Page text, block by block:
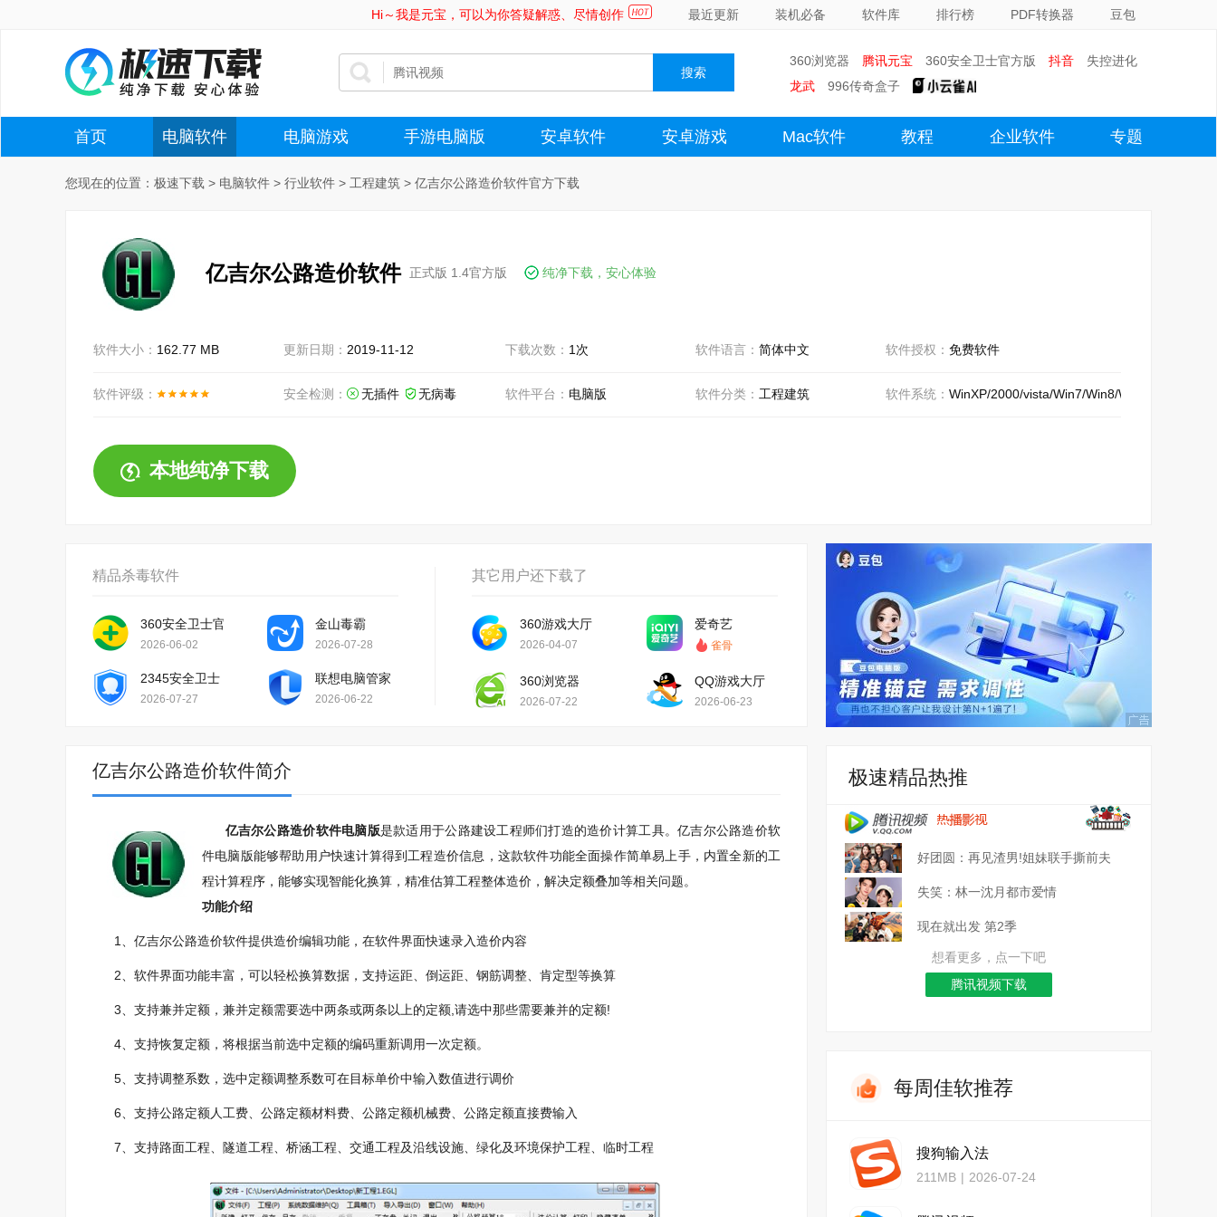
Hi～我是元宝，可以为你答疑解惑、尽情创作 最近更新 装机必备 软件库 排行榜 PDF转换器 豆包
360浏览器 腾讯元宝 360安全卫士官方版 抖音
失控进化
龙武
996传奇盒子
首页 电脑软件 电脑游戏 手游电脑版 安卓软件 安卓游戏 Mac软件 教程 企业软件 专题
您现在的位置： 极速下载 > 电脑软件 > 行业软件 > 工程建筑 > 亿吉尔公路造价软件官方下载
亿吉尔公路造价软件 正式版 1.4官方版 纯净下载，安心体验
软件大小： 162.77 MB 更新日期： 2019-11-12 下载次数： 1次 软件语言： 简体中文 软件授权： 免费软件
软件评级： 安全检测： 无插件 无病毒 软件平台： 电脑版 软件分类： 工程建筑 软件系统： WinXP/2000/vista/Win7/Win8/Win10
本地纯净下载
精品杀毒软件
360安全卫士官方版
2026-06-02
金山毒霸
2026-07-28
2345安全卫士
2026-07-27
联想电脑管家
2026-06-22
其它用户还下载了
360游戏大厅
2026-04-07
爱奇艺
雀骨
360浏览器
2026-07-22
QQ游戏大厅
2026-06-23
亿吉尔公路造价软件简介
亿吉尔公路造价软件电脑版是款适用于公路建设工程师们打造的造价计算工具。亿吉尔公路造价软
件电脑版能够帮助用户快速计算得到工程造价信息，这款软件功能全面操作简单易上手，内置全新的工
程计算程序，能够实现智能化换算，精准估算工程整体造价，解决定额叠加等相关问题。
功能介绍
1、亿吉尔公路造价软件提供造价编辑功能，在软件界面快速录入造价内容
2、软件界面功能丰富，可以轻松换算数据，支持运距、倒运距、钢筋调整、肯定型等换算
3、支持兼并定额，兼并定额需要选中两条或两条以上的定额,请选中那些需要兼并的定额!
4、支持恢复定额，将根据当前选中定额的编码重新调用一次定额。
5、支持调整系数，选中定额调整系数可在目标单价中输入数值进行调价
6、支持公路定额人工费、公路定额材料费、公路定额机械费、公路定额直接费输入
7、支持路面工程、隧道工程、桥涵工程、交通工程及沿线设施、绿化及环境保护工程、临时工程
极速精品热推
好团圆：再见渣男!姐妹联手撕前夫
失笑：林一沈月都市爱情
现在就出发 第2季
想看更多，点一下吧
腾讯视频下载
每周佳软推荐
搜狗输入法
211MB | 2026-07-24